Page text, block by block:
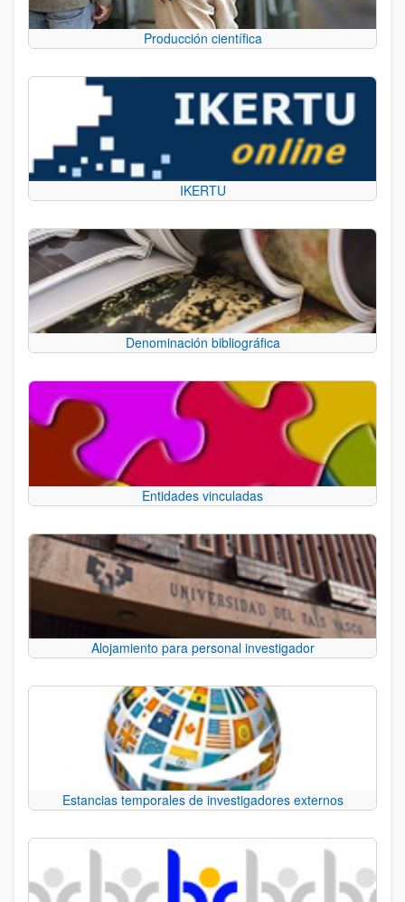
Producción científica
IKERTU
Denominación bibliográfica
Entidades vinculadas
Alojamiento para personal investigador
Estancias temporales de investigadores externos